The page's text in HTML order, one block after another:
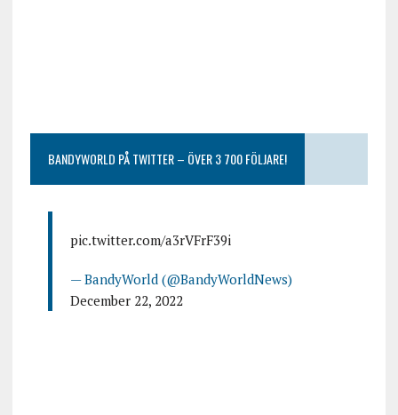
BANDYWORLD PÅ TWITTER – ÖVER 3 700 FÖLJARE!
pic.twitter.com/a3rVFrF39i
— BandyWorld (@BandyWorldNews)
December 22, 2022